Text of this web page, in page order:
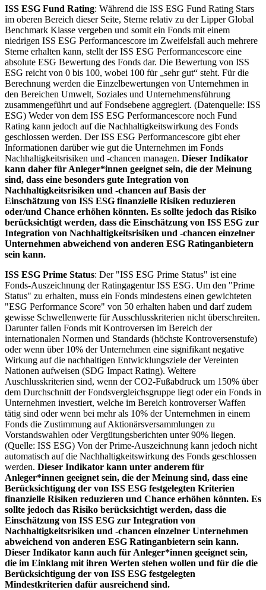
ISS ESG Fund Rating: Während die ISS ESG Fund Rating Stars
im oberen Bereich dieser Seite, Sterne relativ zu der Lipper Global
Benchmark Klasse vergeben und somit ein Fonds mit einem
niedrigen ISS ESG Performancescore im Zweifelsfall auch mehrere
Sterne erhalten kann, stellt der ISS ESG Performancescore eine
absolute ESG Bewertung des Fonds dar. Die Bewertung von ISS
ESG reicht von 0 bis 100, wobei 100 für „sehr gut“ steht. Für die
Berechnung werden die Einzelbewertungen von Unternehmen in
den Bereichen Umwelt, Soziales und Unternehmensführung
zusammengeführt und auf Fondsebene aggregiert. (Datenquelle: ISS
ESG) Weder von dem ISS ESG Performancescore noch Fund
Rating kann jedoch auf die Nachhaltigkeitswirkung des Fonds
geschlossen werden. Der ISS ESG Performancescore gibt eher
Informationen darüber wie gut die Unternehmen im Fonds
Nachhaltigkeitsrisiken und -chancen managen. Dieser Indikator
kann daher für Anleger*innen geeignet sein, die der Meinung
sind, dass eine besonders gute Integration von
Nachhaltigkeitsrisiken und -chancen auf Basis der
Einschätzung von ISS ESG finanzielle Risiken reduzieren
oder/und Chance erhöhen könnten. Es sollte jedoch das Risiko
berücksichtigt werden, dass die Einschätzung von ISS ESG zur
Integration von Nachhaltigkeitsrisiken und -chancen einzelner
Unternehmen abweichend von anderen ESG Ratinganbietern
sein kann.
ISS ESG Prime Status: Der "ISS ESG Prime Status" ist eine
Fonds-Auszeichnung der Ratingagentur ISS ESG. Um den "Prime
Status" zu erhalten, muss ein Fonds mindestens einen gewichteten
"ESG Performance Score" von 50 erhalten haben und darf zudem
gewisse Schwellenwerte für Ausschlusskriterien nicht überschreiten.
Darunter fallen Fonds mit Kontroversen im Bereich der
internationalen Normen und Standards (höchste Kontroversenstufe)
oder wenn über 10% der Unternehmen eine signifikant negative
Wirkung auf die nachhaltigen Entwicklungsziele der Vereinten
Nationen aufweisen (SDG Impact Rating). Weitere
Auschlusskriterien sind, wenn der CO2-Fußabdruck um 150% über
dem Durchschnitt der Fondsvergleichsgruppe liegt oder ein Fonds in
Unternehmen investiert, welche im Bereich kontroverser Waffen
tätig sind oder wenn bei mehr als 10% der Unternehmen in einem
Fonds die Zustimmung auf Aktionärsversammlungen zu
Vorstandswahlen oder Vergütungsberichten unter 90% liegen.
(Quelle: ISS ESG) Von der Prime-Auszeichnung kann jedoch nicht
automatisch auf die Nachhaltigkeitswirkung des Fonds geschlossen
werden. Dieser Indikator kann unter anderem für
Anleger*innen geeignet sein, die der Meinung sind, dass eine
Berücksichtigung der von ISS ESG festgelegten Kriterien
finanzielle Risiken reduzieren und Chance erhöhen könnten. Es
sollte jedoch das Risiko berücksichtigt werden, dass die
Einschätzung von ISS ESG zur Integration von
Nachhaltigkeitsrisiken und -chancen einzelner Unternehmen
abweichend von anderen ESG Ratinganbietern sein kann.
Dieser Indikator kann auch für Anleger*innen geeignet sein,
die im Einklang mit ihren Werten stehen wollen und für die die
Berücksichtigung der von ISS ESG festgelegten
Mindestkriterien dafür ausreichend sind.